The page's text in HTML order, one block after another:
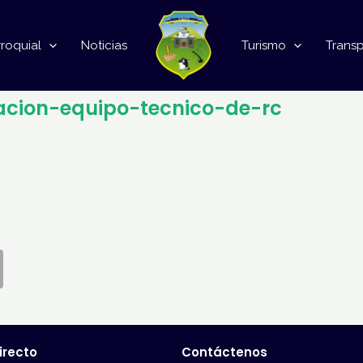
Noticias Turismo
equipo-tecnico-de-rc
Contáctenos